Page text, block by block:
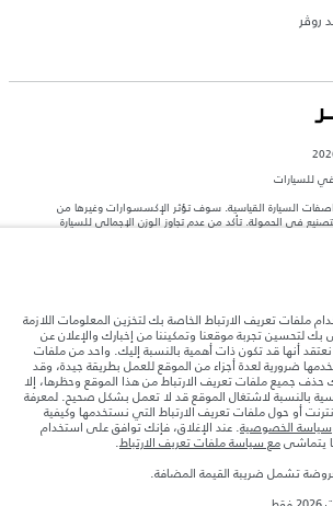
روڤر
للسيارات
السيارة القياسية. سوف تؤثر الإكسسوارات وغيرها من
في الحمولة. تأكد من عدم تجاوز الوزن الإجمالي للسيارة
والألوان المذكورة على هذا الموقع قد تختلف من بلد إلى
مسبق. الرجاء التواصل مع وكيلنا المحلي للتأكد من توفّرها
إن النقص العالمي في أشباه الموصلات يؤثر حاليًا
وتوفر الخيارات وتوقيتات التصاميم. هذا ظرف ديناميكي
تمثّل الصور المستخدَمة ضمن موقع الويب حاليًا المواصفات الحالية
والخيارات والحلية ومجموعات الألوان. يرجى استشارة وكيلك الذي
حالية معك للسماح لك باتخاذ قرار مدروس
المصنع الرسمية وفقاً لتشريعات الاتحاد الأوروبي. قد
للمركبة عن ذلك المتحقق في تلك الاختبارات كما أن هذه
ملفات تعريف الارتباط الخاصة بك لتخزين المعلومات اللازمة
بك لتحسين تجربة موقعنا وتمكيننا من إخبارك والإعلان عن
نعتقد أنها قد تكون ذات أهمية بالنسبة إليك. واحد من ملفات
ضرورية لعدة أجزاء من الموقع للعمل بطريقة جيدة، وقد
حذف جميع ملفات تعريف الارتباط من هذا الموقع وحظرها، إلا
بالنسبة لاشتغال الموقع قد لا تعمل بشكل صحيح. لمعرفة
أو حول ملفات تعريف الارتباط التي نستخدمها وكيفية
سياسة الخصوصية. عند الإغلاق، فإنك توافق على استخدام
يتماشىمع سياسة ملفات تعريف الارتباط.